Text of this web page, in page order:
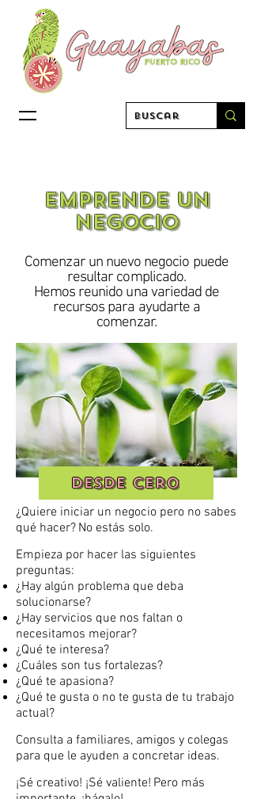
EMPRENDE UN
NEGOCIO
Comenzar un nuevo negocio puede
resultar complicado.
Hemos reunido una variedad de
recursos para ayudarte a
comenzar.
¿Quiere iniciar un negocio pero no sabes
qué hacer? No estás solo.
Empieza por hacer las siguientes
preguntas:
¿Hay algún problema que deba
solucionarse?
¿Hay servicios que nos faltan o
necesitamos mejorar?
¿Qué te interesa?
¿Cuáles son tus fortalezas?
¿Qué te apasiona?
¿Qué te gusta o no te gusta de tu trabajo
actual?
Consulta a familiares, amigos y colegas
para que le ayuden a concretar ideas.
¡Sé creativo! ¡Sé valiente! Pero más
Desde cero